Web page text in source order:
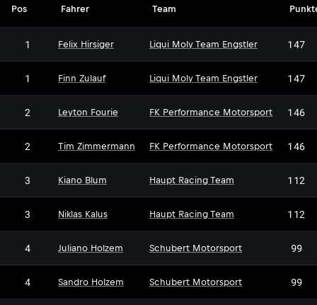
Pos Fahrer Team
1 Felix Hirsiger Liqui Moly Team Engstler 147
1 Finn Zulauf Liqui Moly Team Engstler 147
2 Leyton Fourie FK Performance Motorsport 146
2 Tim Zimmermann FK Performance Motorsport 146
3 Kiano Blum Haupt Racing Team 112
3 Niklas Kalus Haupt Racing Team 112
4 Juliano Holzem Schubert Motorsport 99
4 Sandro Holzem Schubert Motorsport 99